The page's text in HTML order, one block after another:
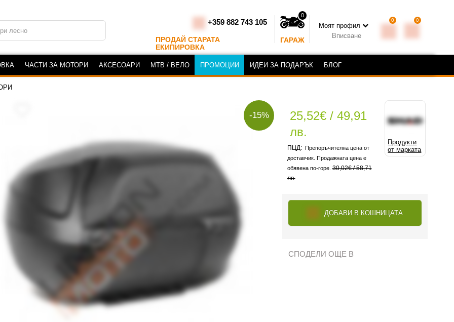
+359 882 743 105
ПРОДАЙ СТАРАТА
ЕКИПИРОВКА
0
ГАРАЖ
Моят профил
Вписване
0 0
ЧАСТИ ЗА МОТОРИ АКСЕСОАРИ MTB / ВЕЛО ПРОМОЦИИ ИДЕИ ЗА ПОДАРЪК БЛОГ
-15%
Продукти
от марката
25,52€ / 49,91
лв.
Препоръчителна цена от
доставчик. Продажната цена е
обявена по-горе. 30,02€ / 58,71
лв.
ДОБАВИ В КОШНИЦАТА
СПОДЕЛИ ОЩЕ В